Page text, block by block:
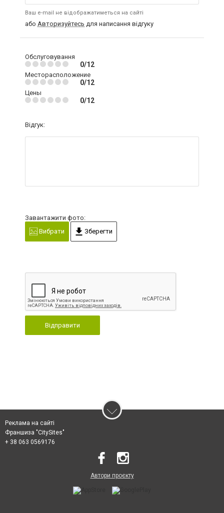
Ваш e-mail не відображатиметься на сайті
або Авторизуйтесь для написання відгуку
Обслуговування
0/12
Месторасположение
0/12
Цены
0/12
Відгук:
Завантажити фото:
Вибрати
Зберегти
Відправити
Реклама на сайті
Франшиза "CitySites"
+ 38 063 0569176
Автори проєкту